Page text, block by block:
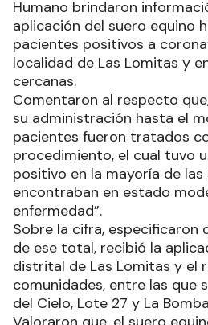
Humano brindaron
aplicación del suero equino
pacientes positivos a
localidad de Las Lomitas y
cercanas.
Comentaron al respecto
su administración hasta el
pacientes fueron tratados
procedimiento, el cual tuvo
positivo en la mayoría de
encontraban en estado
enfermedad”.
Sobre la cifra, especificaron
de ese total, recibió la
distrital de Las Lomitas y el
comunidades, entre las que
del Cielo, Lote 27 y La